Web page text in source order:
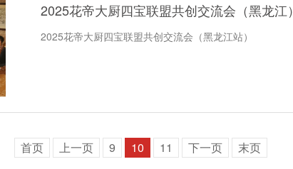
2025花帝大厨四宝联盟共创交流会（黑龙江）
2025花帝大厨四宝联盟共创交流会（黑龙江站）
首页 上一页 9 10 11 下一页 末页